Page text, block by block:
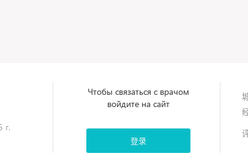
г.
Чтобы связаться с врачом
войдите на сайт
登录